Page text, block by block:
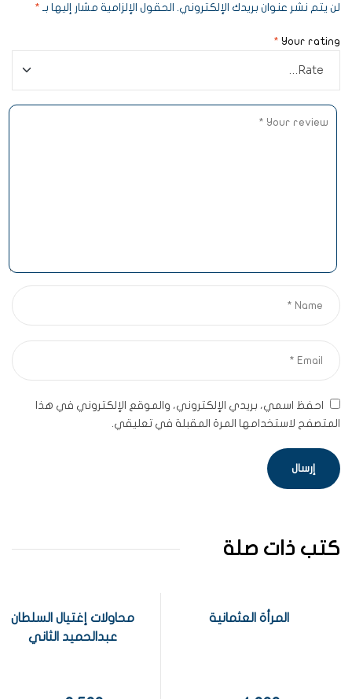
لن يتم نشر عنوان بريدك الإلكتروني. الحقول الإلزامية مشار إليها بـ *
Your rating
*
احفظ اسمي، بريدي الإلكتروني، والموقع الإلكتروني في هذا
المتصفح لاستخدامها المرة المقبلة في تعليقي.
كتب ذات صلة
المرأة العثمانية
محاولات إغتيال السلطان
عبدالحميد الثاني